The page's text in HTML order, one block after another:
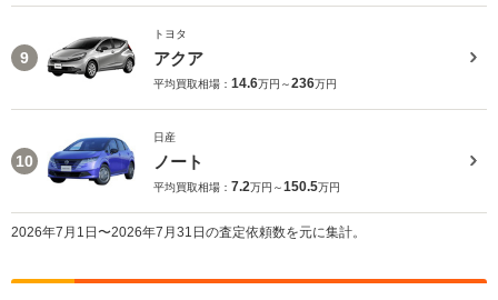
9
トヨタ
アクア
平均買取相場： 14.6万円～236万円
10
日産
ノート
平均買取相場： 7.2万円～150.5万円
2026年7月1日〜2026年7月31日の査定依頼数を元に集計。